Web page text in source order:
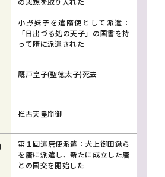
小野妹子を遣隋使として派遣：
「日出づる処の天子」の国書を持
って隋に派遣された
厩戸皇子(聖徳太子)死去
推古天皇崩御
第１回遣唐使派遣：犬上御田鍬ら
を唐に派遣し、新たに成立した唐
との国交を開始した